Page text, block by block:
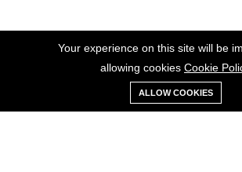
©2023 Hoa Nelly . All Rights
0
Xe
đẩy
Danh
yêu
Your experience on this site will be
allowing cookies Cookie
ALLOW COOKIES